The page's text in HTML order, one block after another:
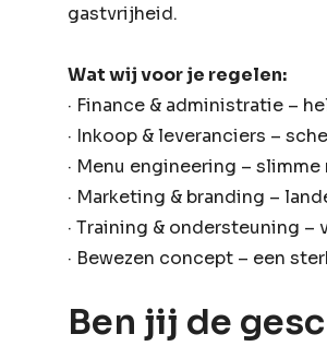
gastvrijheid.
Wat wij voor je regelen:
· Finance & administratie –
· Inkoop & leveranciers –
· Menu engineering –
· Marketing & branding –
· Training & ondersteuning
· Bewezen concept – een
Ben jij de